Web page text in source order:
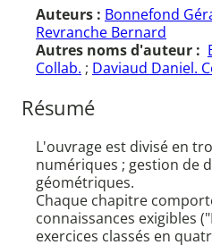
Auteurs : Bonnefond
Revranche Bernard
Autres noms d'auteur :
Collab. ; Daviaud Daniel.
Résumé
L'ouvrage est divisé en
numériques ; gestion de
géométriques.
Chaque chapitre
connaissances exigibles
exercices classés en